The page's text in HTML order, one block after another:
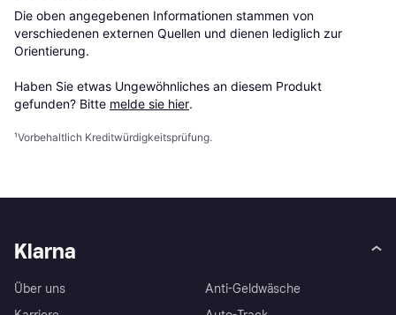
Die oben angegebenen Informationen stammen von
verschiedenen externen Quellen und dienen lediglich zur
Orientierung.
Haben Sie etwas Ungewöhnliches an diesem Produkt
gefunden? Bitte melde sie hier.
¹Vorbehaltlich Kreditwürdigkeitsprüfung.
Klarna
Über uns
Anti-Geldwäsche